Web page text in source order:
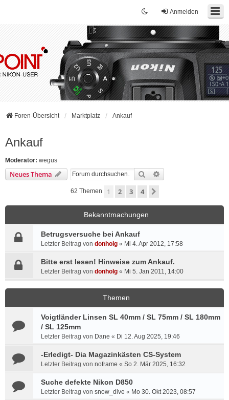
Anmelden
Foren-Übersicht Marktplatz Ankauf
Ankauf
Moderator: wegus
Neues Thema Suche
62 Themen 1 2 3 4
Bekanntmachungen
Betrugsversuche bei Ankauf
Letzter Beitrag von donholg « Mi 4. Apr 2012, 17:58
Bitte erst lesen! Hinweise zum Ankauf.
Letzter Beitrag von donholg « Mi 5. Jan 2011, 14:00
Themen
Voigtländer Linsen SL 40mm / SL 75mm / SL 180mm
/ SL 125mm
Letzter Beitrag von Dane « Di 12. Aug 2025, 19:46
-Erledigt- Dia Magazinkästen CS-System
Letzter Beitrag von noframe « So 2. Mär 2025, 16:32
Suche defekte Nikon D850
Letzter Beitrag von snow_dive « Mo 30. Okt 2023, 08:57